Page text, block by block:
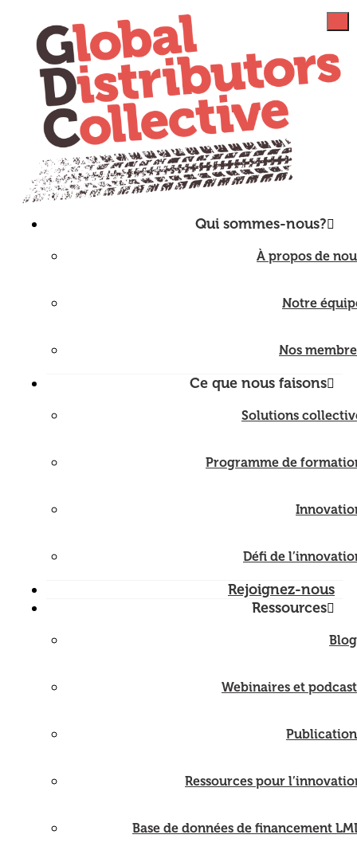
Qui sommes-nous?
À propos de
Notre
Nos
Ce que nous faisons
Solutions
Programme de
Défi de
Rejoignez-nous
Ressources
Webinaires et
Ressources pour
Base de données de financement